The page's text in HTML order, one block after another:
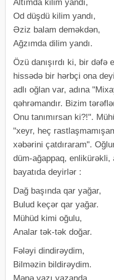
Altımda kilim yandı,
Od düşdü kilim yandı,
Əziz balam deməkdən,
Ağzımda dilim yandı.
Özü danışırdı ki, bir dəfə
hissədə bir hərbçi ona
adlı oğlan var, adına
qəhrəmandır. Bizim
Onu tanımırsan ki?!".
"xeyr, heç
xəbərini çatdıraram".
düm-ağappaq,
bayatıda deyirlər :
Dağ başında qar yağar,
Bulud keçər qar yağar.
Mühüd kimi oğulu,
Analar tək-tək doğar.
Fələyi dindirəydim,
Bilməzin bildirəydim.